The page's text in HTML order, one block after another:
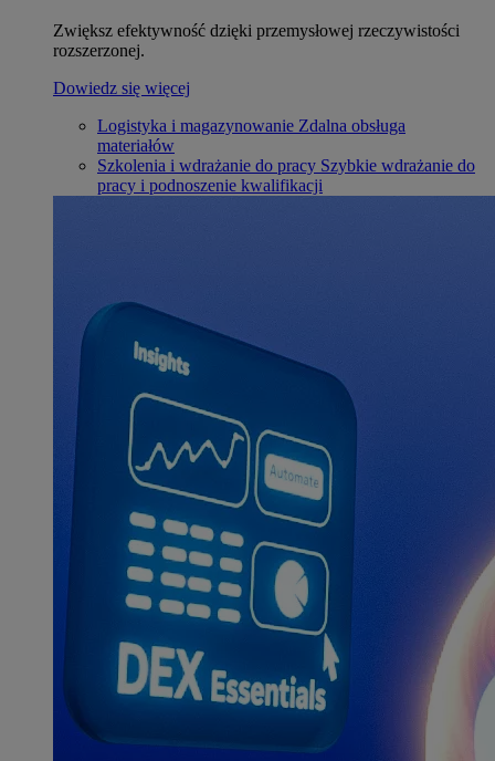
Zwiększ efektywność dzięki przemysłowej rzeczywistości
rozszerzonej.
Dowiedz się więcej
Logistyka i magazynowanie Zdalna obsługa
materiałów
Szkolenia i wdrażanie do pracy Szybkie wdrażanie do
pracy i podnoszenie kwalifikacji